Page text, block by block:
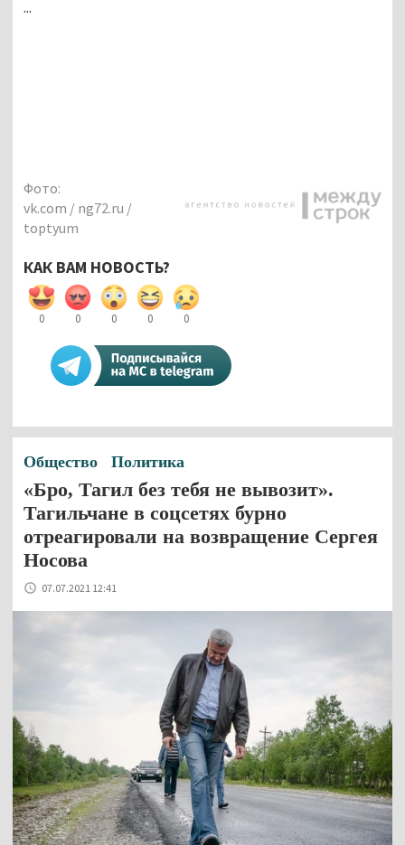
...
Фото:
vk.com / ng72.ru /
toptyum
КАК ВАМ НОВОСТЬ?
0 0 0 0 0
Общество Политика
«Бро, Тагил без тебя не вывозит».
Тагильчане в соцсетях бурно
отреагировали на возвращение Сергея
Носова
07.07.2021 12:41